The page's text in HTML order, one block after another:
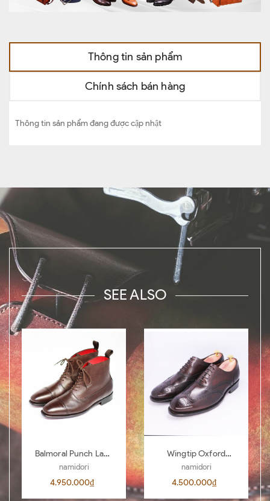
Thông tin sản phẩm
Chính sách bán hàng
Thông tin sản phẩm đang được cập nhật
SEE ALSO
Balmoral Punch Lace
Boots BL04
namidori
4.950.000₫
Wingtip Oxford
AL00 D.Brown 442
namidori
4.500.000₫